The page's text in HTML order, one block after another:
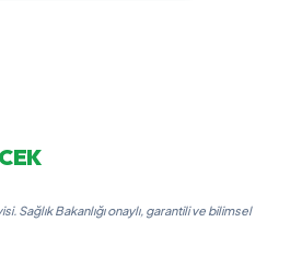
Sağlık Bakanlığı onaylı, garantili ve bilimsel